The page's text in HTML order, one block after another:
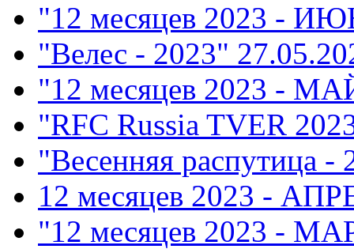
"12 месяцев 2023 -
"Велес - 2023"
"12 месяцев 2023 -
"RFC Russia TVER
"Весенняя распутица -
12 месяцев 2023 -
"12 месяцев 2023 -